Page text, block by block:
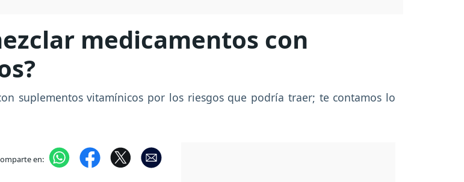
medicamentos con
suplementos vitamínicos por los riesgos que podría traer; te contamos lo
en: